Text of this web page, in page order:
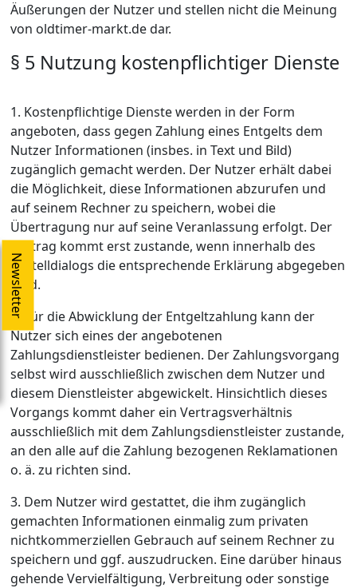
Newsletter
Äußerungen der Nutzer und stellen nicht die Meinung
von oldtimer-markt.de dar.
§ 5 Nutzung kostenpflichtiger Dienste
1. Kostenpflichtige Dienste werden in der Form
angeboten, dass gegen Zahlung eines Entgelts dem
Nutzer Informationen (insbes. in Text und Bild)
zugänglich gemacht werden. Der Nutzer erhält dabei
die Möglichkeit, diese Informationen abzurufen und
auf seinem Rechner zu speichern, wobei die
Übertragung nur auf seine Veranlassung erfolgt. Der
Vertrag kommt erst zustande, wenn innerhalb des
Bestelldialogs die entsprechende Erklärung abgegeben
wird.
2. Für die Abwicklung der Entgeltzahlung kann der
Nutzer sich eines der angebotenen
Zahlungsdienstleister bedienen. Der Zahlungsvorgang
selbst wird ausschließlich zwischen dem Nutzer und
diesem Dienstleister abgewickelt. Hinsichtlich dieses
Vorgangs kommt daher ein Vertragsverhältnis
ausschließlich mit dem Zahlungsdienstleister zustande,
an den alle auf die Zahlung bezogenen Reklamationen
o. ä. zu richten sind.
3. Dem Nutzer wird gestattet, die ihm zugänglich
gemachten Informationen einmalig zum privaten
nichtkommerziellen Gebrauch auf seinem Rechner zu
speichern und ggf. auszudrucken. Eine darüber hinaus
gehende Vervielfältigung, Verbreitung oder sonstige